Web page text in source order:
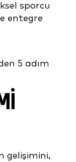
sporcu
entegre
gelişimini,